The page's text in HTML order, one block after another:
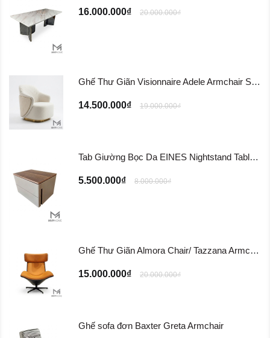
16.000.000₫ 20.000.000₫
Ghế Thư Giãn Visionnaire Adele Armchair SFD11
14.500.000₫ 19.000.000₫
Tab Giường Bọc Da EINES Nightstand Table TG122
5.500.000₫ 8.000.000₫
Ghế Thư Giãn Almora Chair/ Tazzana Armchair GTG11
15.000.000₫ 20.000.000₫
Ghế sofa đơn Baxter Greta Armchair